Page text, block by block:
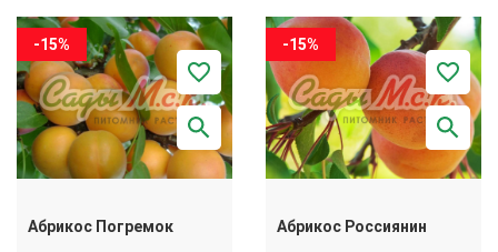
-15%
Абрикос Погремок
-15%
Абрикос Россиянин